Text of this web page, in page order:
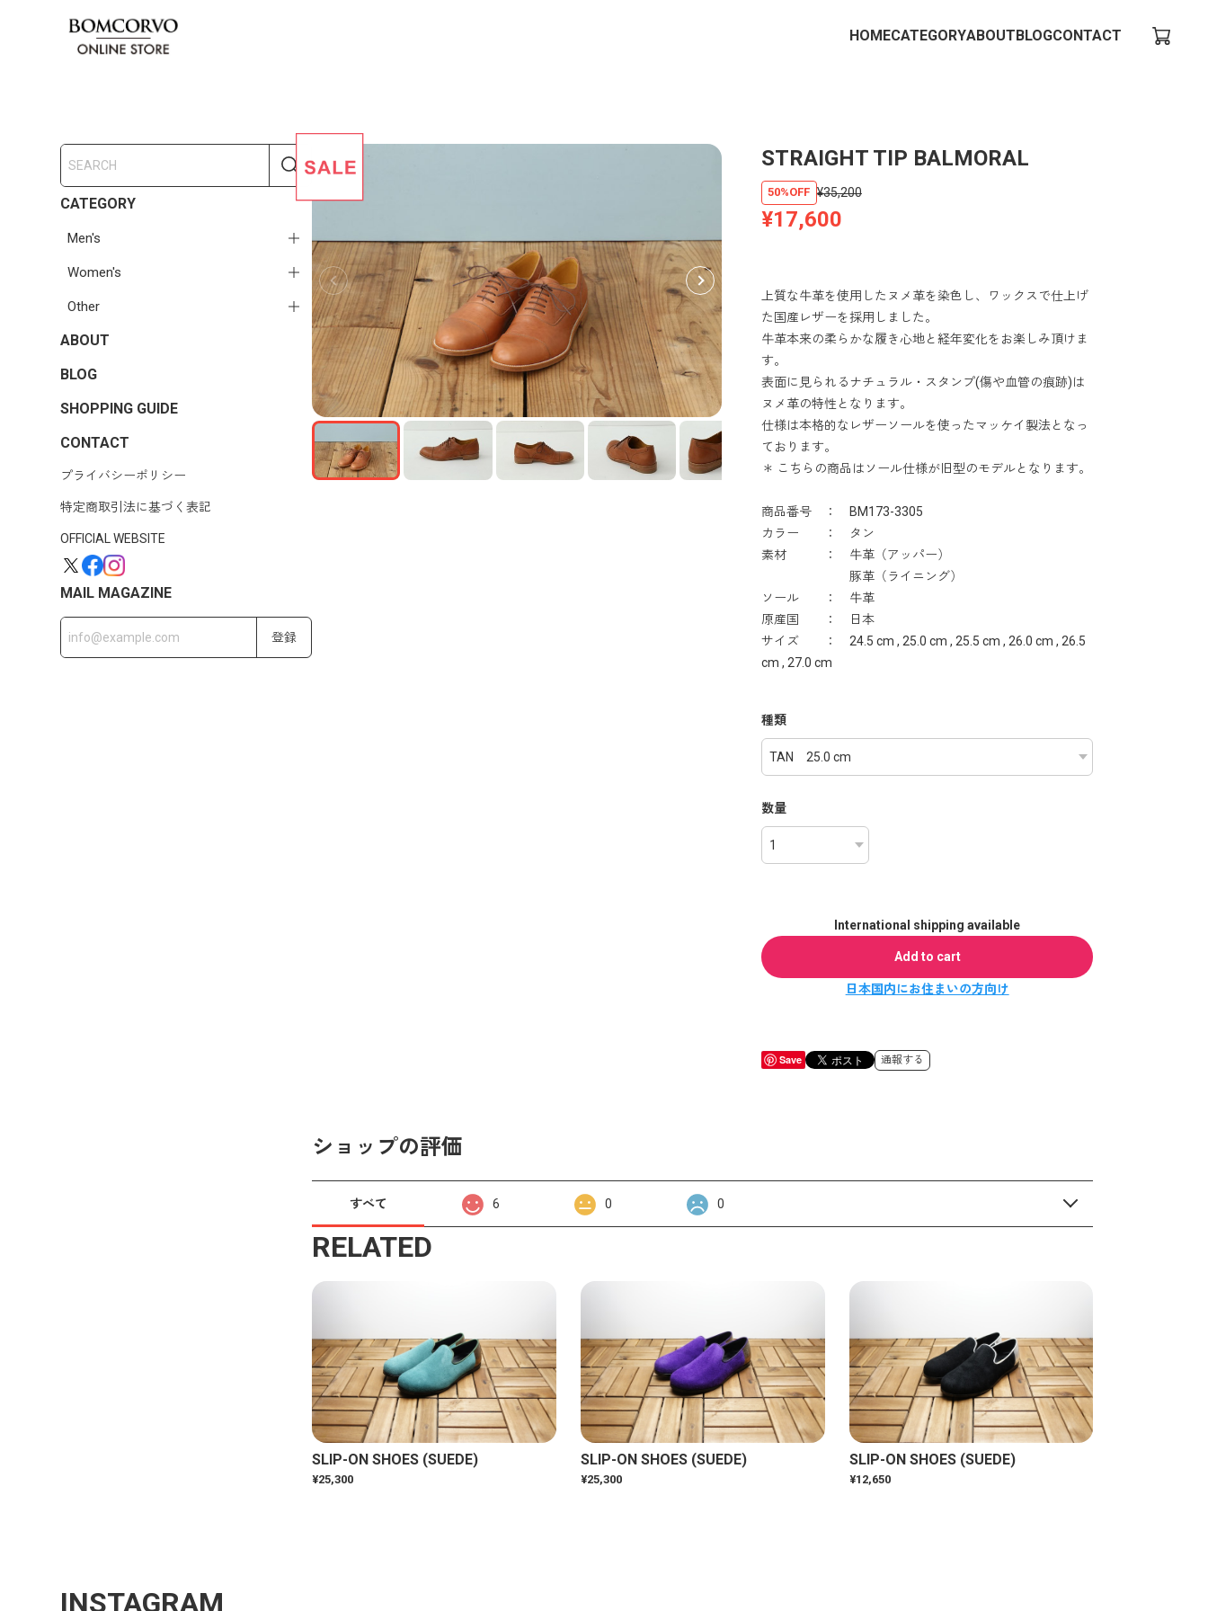
HOMECATEGORYABOUTBLOGCONTACT
CATEGORY
Men's
Women's
Other
ABOUT
BLOG
SHOPPING GUIDE
CONTACT
プライバシーポリシー
特定商取引法に基づく表記
OFFICIAL WEBSITE
MAIL MAGAZINE
登録
STRAIGHT TIP BALMORAL
¥35,200
50%OFF
¥17,600
上質な牛革を使用したヌメ革を染色し、ワックスで仕上げ
た国産レザーを採用しました。
牛革本来の柔らかな履き心地と経年変化をお楽しみ頂けま
す。
表面に見られるナチュラル・スタンプ(傷や血管の痕跡)は
ヌメ革の特性となります。
仕様は本格的なレザーソールを使ったマッケイ製法となっ
ております。
＊ こちらの商品はソール仕様が旧型のモデルとなります。
商品番号 ： BM173-3305
カラー ： タン
素材 ： 牛革（アッパー）
豚革（ライニング）
ソール ： 牛革
原産国 ： 日本
サイズ ： 24.5 cm , 25.0 cm , 25.5 cm , 26.0 cm , 26.5
cm , 27.0 cm
種類
数量
International shipping available
Add to cart
日本国内にお住まいの方向け
Save 通報する
ショップの評価
すべて 6 0 0
RELATED
SLIP-ON SHOES (SUEDE)
¥25,300
SLIP-ON SHOES (SUEDE)
¥25,300
SLIP-ON SHOES (SUEDE)
¥12,650
INSTAGRAM